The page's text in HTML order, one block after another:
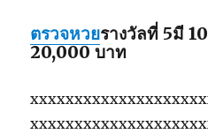
ตรวจหวยรางวัลที่ 5มี
20,000 บาท